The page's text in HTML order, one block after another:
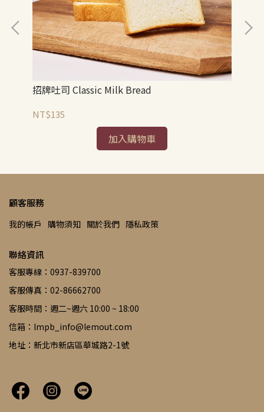
招牌吐司 Classic Milk Bread
NT$135
加入購物車
顧客服務
我的帳戶 購物須知 關於我們 隱私政策
聯絡資訊
客服專線：0937-839700
客服傳真：02-86662700
客服時間：週二~週六 10:00 ~ 18:00
信箱：lmpb_info@lemout.com
地址：新北市新店區華城路2-1號